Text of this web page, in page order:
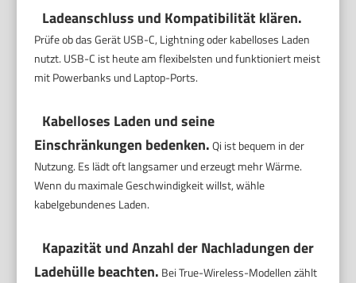
Ladeanschluss und Kompatibilität klären.
Prüfe ob das Gerät USB-C, Lightning oder kabelloses Laden
nutzt. USB-C ist heute am flexibelsten und funktioniert meist
mit Powerbanks und Laptop-Ports.
Kabelloses Laden und seine
Einschränkungen bedenken.Qi ist bequem in der
Nutzung. Es lädt oft langsamer und erzeugt mehr Wärme.
Wenn du maximale Geschwindigkeit willst, wähle
kabelgebundenes Laden.
Kapazität und Anzahl der Nachladungen der
Ladehülle beachten. Bei True-Wireless-Modellen zählt